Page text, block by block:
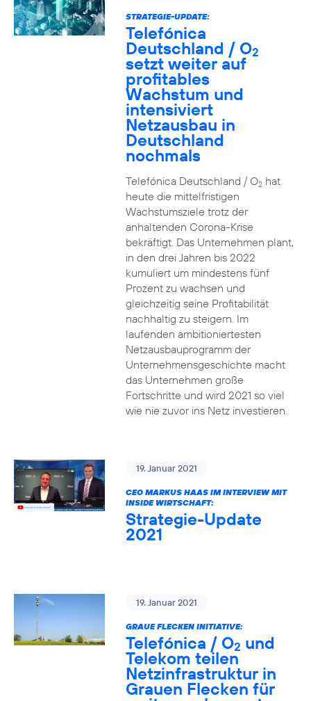
STRATEGIE-UPDATE:
Telefónica
Deutschland / O2
setzt weiter auf
profitables
Wachstum und
intensiviert
Netzausbau in
Deutschland
nochmals
Telefónica Deutschland / O2hat
heute die mittelfristigen
Wachstumsziele trotz der
anhaltenden Corona-Krise
bekräftigt. Das Unternehmen plant,
in den drei Jahren bis 2022
kumuliert um mindestens fünf
Prozent zu wachsen und
gleichzeitig seine Profitabilität
nachhaltig zu steigern. Im
laufenden ambitioniertesten
Netzausbauprogramm der
Unternehmensgeschichte macht
das Unternehmen große
Fortschritte und wird 2021 so viel
wie nie zuvor ins Netz investieren.
19. Januar 2021
CEO MARKUS HAAS IM INTERVIEW MIT
INSIDE WIRTSCHAFT:
Strategie-Update
2021
19. Januar 2021
GRAUE FLECKEN INITIATIVE:
Telefónica / O2 und
Telekom teilen
Netzinfrastruktur in
Grauen Flecken für